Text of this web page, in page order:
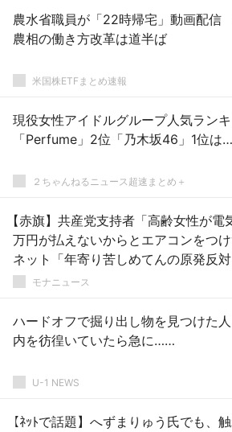
農水省職員が「22時帰宅」動画配信
農相の働き方改革は道半ば
米国株ETFまとめ速報
現役女性アイドルグループ人気ラン
「Perfume」2位「乃木坂46」1位は
２ちゃんねるニュース超速まとめ＋
【赤旗】共産党支持者「高齢女性が電
万円が払えないからとエアコンをつ
ネット「年寄り苦しめてんの原発反
る左翼だろ」
モナニュース
ハードオフで掘り出し物を見つけた
内を彷徨いていたら急に……
U-1 NEWS
【ﾈｯﾄで話題】へずまりゅう氏でも、